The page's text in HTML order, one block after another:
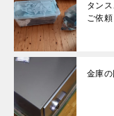
タン
ご依
金庫